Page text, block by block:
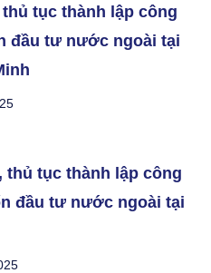
tục thành lập công
đầu tư nước ngoài tại
thủ tục thành lập công
đầu tư nước ngoài tại